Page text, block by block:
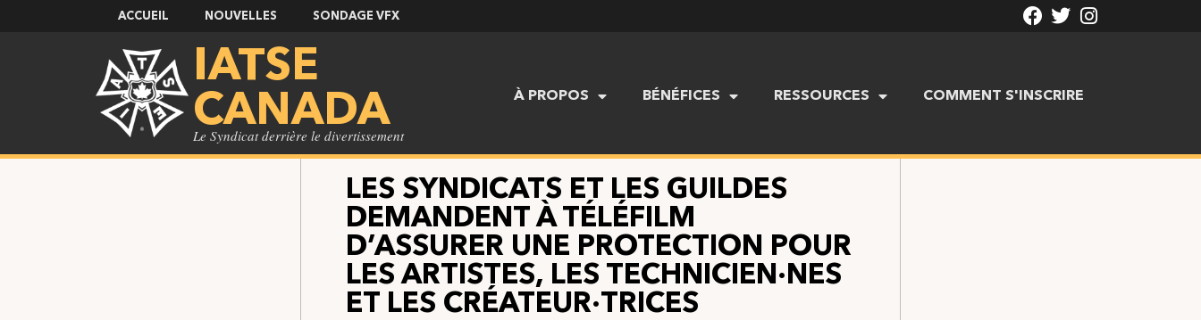
ACCUEIL NOUVELLES SONDAGE VFX
IATSE
CANADA
Le Syndicat derrière le divertissement
À PROPOS BÉNÉFICES RESSOURCES COMMENT S'INSCRIRE
LES SYNDICATS ET LES GUILDES
DEMANDENT À TÉLÉFILM
D’ASSURER UNE PROTECTION POUR
LES ARTISTES, LES TECHNICIEN·NES
ET LES CRÉATEUR·TRICES